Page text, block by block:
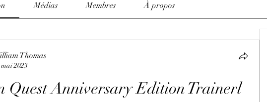
Médias Membres À propos
Thomas
2023
Quest Anniversary Edition Trainerl